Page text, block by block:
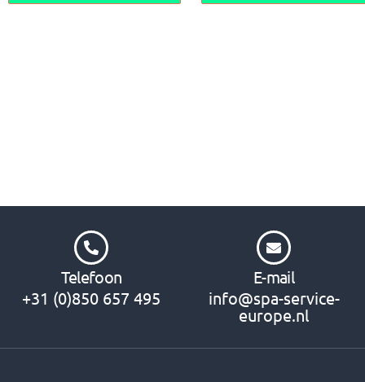
Telefoon
+31 (0)850 657 495
E-mail
info@spa-service-
europe.nl